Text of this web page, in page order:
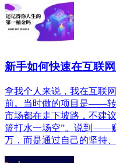
新手如何快速在互联
拿我个人来说，我在互联
前。当时做的项目是——转
市场都在走下坡路，不建
篮打水一场空”。说到——
万，而是通过自己的坚持